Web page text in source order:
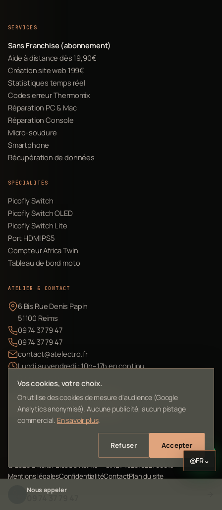
SERVICES
Sans Franchise (abonnement)
Aide à distance dès 19,90€
Création site web 199€
Statistiques temps réel
Codes erreur Thermomix
Réparation PC & Mac
Réparation Console
Micro-soudure
Smartphone
Récupération de données
SPÉCIALITÉS
Picofly Switch
Picofly Switch OLED
Picofly Switch Lite
Port HDMI PS5
Compteur Africa Twin
Tableau de bord moto
ATELIER & CONTACT
6 Bis Rue Denis Papin
51100 Reims
09 74 37 79 47
09 74 37 79 47
contact@atelectro.fr
Lundi au vendredi : 10h–17h en continu
Envoyer mon matériel
©2026L'Atelier Electro Reims — SIRET 10261022700013
Mentions légalesConfidentialitéContactPlan du site
Vos cookies, votre choix.
On utilise des cookies de mesure d'audience (Google
Analytics anonymisé). Aucune publicité, aucun pistage
commercial. En savoir plus.
Refuser Accepter
Nous appeler
◎FR⌄